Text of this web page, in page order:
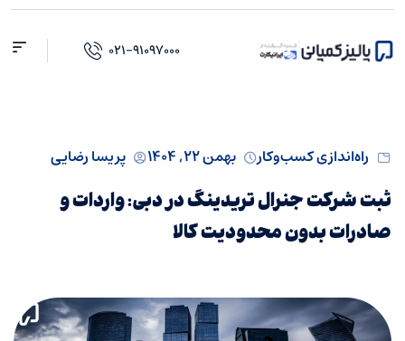
۰۲۱-۹۱۰۹۷۰۰۰
راه‌اندازی کسب‌و‌کار بهمن ۲۲, ۱۴۰۴ پریسا رضایی
ثبت شرکت جنرال تریدینگ در دبی: واردات و
صادرات بدون محدودیت کالا